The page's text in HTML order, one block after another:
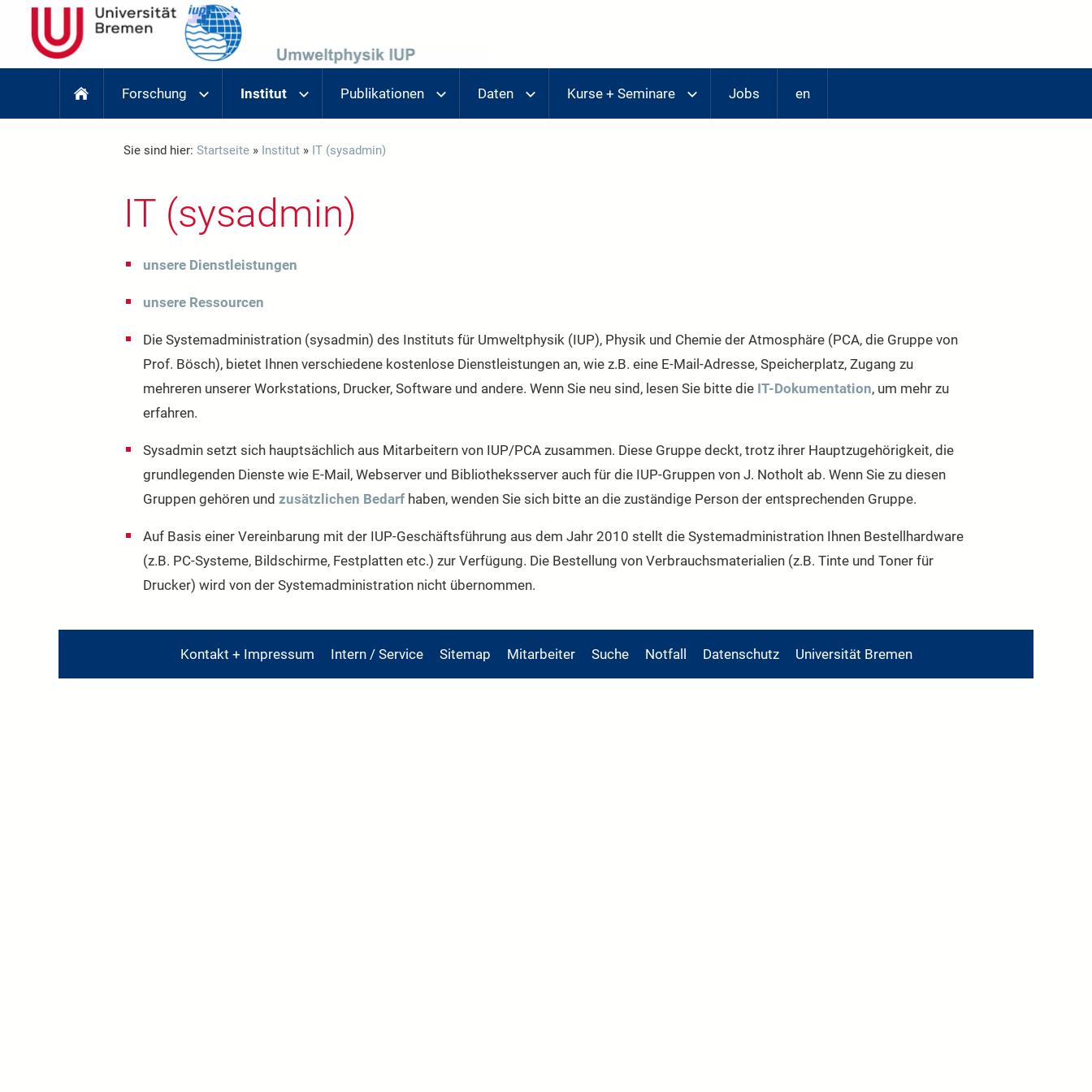
Forschung Institut Publikationen Daten Kurse + Seminare Jobs en
Sie sind hier: Startseite » Institut » IT (sysadmin)
IT (sysadmin)
unsere Dienstleistungen
unsere Ressourcen
Die Systemadministration (sysadmin) des Instituts für Umweltphysik (IUP), Physik und Chemie der Atmosphäre (PCA, die Gruppe von
Prof. Bösch), bietet Ihnen verschiedene kostenlose Dienstleistungen an, wie z.B. eine E-Mail-Adresse, Speicherplatz, Zugang zu
mehreren unserer Workstations, Drucker, Software und andere. Wenn Sie neu sind, lesen Sie bitte die IT-Dokumentation, um mehr zu
erfahren.
Sysadmin setzt sich hauptsächlich aus Mitarbeitern von IUP/PCA zusammen. Diese Gruppe deckt, trotz ihrer Hauptzugehörigkeit, die
grundlegenden Dienste wie E-Mail, Webserver und Bibliotheksserver auch für die IUP-Gruppen von J. Notholt ab. Wenn Sie zu diesen
Gruppen gehören und zusätzlichen Bedarf haben, wenden Sie sich bitte an die zuständige Person der entsprechenden Gruppe.
Auf Basis einer Vereinbarung mit der IUP-Geschäftsführung aus dem Jahr 2010 stellt die Systemadministration Ihnen Bestellhardware
(z.B. PC-Systeme, Bildschirme, Festplatten etc.) zur Verfügung. Die Bestellung von Verbrauchsmaterialien (z.B. Tinte und Toner für
Drucker) wird von der Systemadministration nicht übernommen.
Kontakt + Impressum Intern / Service Sitemap Mitarbeiter Suche Notfall Datenschutz Universität Bremen